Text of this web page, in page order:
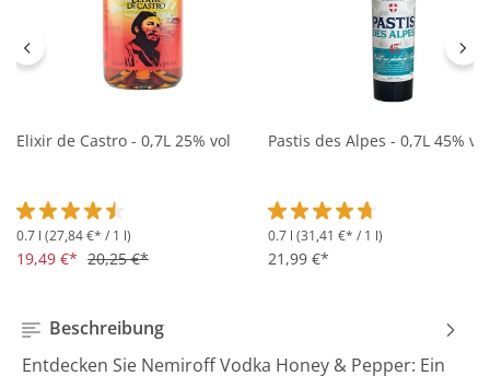
Elixir de Castro - 0,7L 25% vol
Durchschnittliche Bewertung von 4.5 von 5 Sternen
0.7 l (27,84 €* / 1 l)
19,49 €* 20,25 €*
Pastis des Alpes - 0,7L 45% vol
Durchschnittliche
0.7 l (31,41 €* / 1 l)
21,99 €*
Beschreibung
Entdecken Sie Nemiroff Vodka Honey & Pepper: Ein